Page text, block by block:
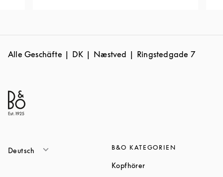
Alle Geschäfte DK Næstved Ringstedgade 7
Deutsch B&O KATEGORIEN
KopfhörerLink Opens in New Tab